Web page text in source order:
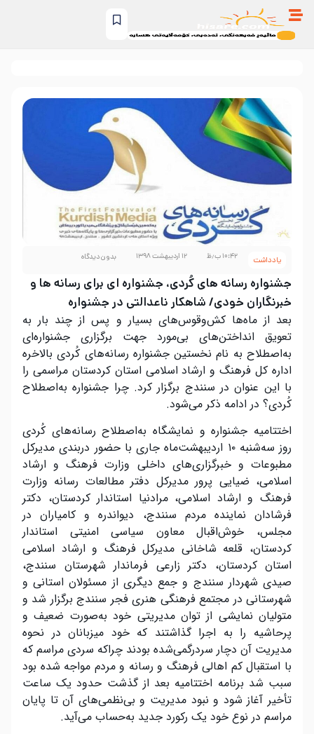
یادداشت ۱۰:۴۲ ب٫ظ ۱۲ اردیبهشت ۱۳۹۸ بدون دیدگاه
جشنواره رسانه های کُردی، جشنواره ای برای رسانه ها و
خبرنگاران خودی/ شاهکار ناعدالتی در جشنواره
بعد از ماه‌ها کش‌وقوس‌های بسیار و پس از چند بار به
تعویق انداختن‌های بی‌مورد جهت برگزاری جشنواره‌ای
به‌اصطلاح به نام نخستین جشنواره رسانه‌های کُردی بالاخره
اداره کل فرهنگ و ارشاد اسلامی استان کردستان مراسمی را
با این عنوان در سنندج برگزار کرد. چرا جشنواره به‌اصطلاح
کُردی؟ در ادامه ذکر می‌شود.
اختتامیه جشنواره و نمایشگاه به‌اصطلاح رسانه‌های کُردی
روز سه‌شنبه ۱۰ اردیبهشت‌ماه جاری با حضور دربندی مدیرکل
مطبوعات و خبرگزاری‌های داخلی وزارت فرهنگ و ارشاد
اسلامی، ضیایی پرور مدیرکل دفتر مطالعات رسانه وزارت
فرهنگ و ارشاد اسلامی، مرادنیا استاندار کردستان، دکتر
فرشادان نماینده مردم سنندج، دیواندره و‌ کامیاران در
مجلس، خوش‌اقبال معاون سیاسی امنیتی استاندار
کردستان، قلعه شاخانی مدیرکل فرهنگ و ارشاد اسلامی
استان کردستان، دکتر زارعی فرماندار شهرستان سنندج،
صیدی شهردار سنندج و جمع دیگری از مسئولان استانی و
شهرستانی در مجتمع فرهنگی هنری فجر سنندج‌ برگزار شد و
متولیان نمایشی از توان مدیریتی خود به‌صورت ضعیف و
پرحاشیه را به اجرا گذاشتند که خود میزبانان در نحوه
مدیریت آن دچار سردرگمی‌شده بودند چراکه سردی مراسم که
با استقبال کم اهالی فرهنگ و رسانه و مردم مواجه شده بود
سبب شد برنامه اختتامیه بعد از گذشت حدود یک ساعت
تأخیر آغاز شود و نبود مدیریت و بی‌نظمی‌های آن تا پایان
مراسم در نوع خود یک رکورد جدید به‌حساب می‌آید.